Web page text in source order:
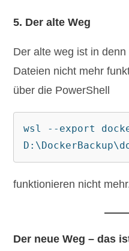
5. Der alte Weg
Der alte weg ist in
Dateien nicht mehr
über die PowerShell
wsl --export
funktionieren nicht
Der neue Weg – das